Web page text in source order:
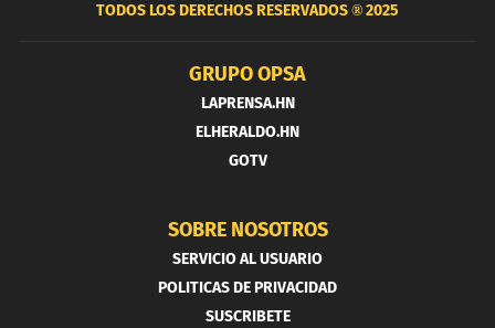
TODOS LOS DERECHOS RESERVADOS ®2025
GRUPO OPSA
LAPRENSA.HN
ELHERALDO.HN
GOTV
SOBRE NOSOTROS
SERVICIO AL USUARIO
POLITICAS DE PRIVACIDAD
SUSCRIBETE